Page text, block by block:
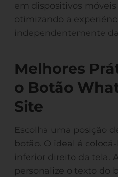
em dispositivos móveis
otimizando a
independentemente
Melhores
o Botão
Site
Escolha uma posição
botão. O ideal é
inferior direito da tela.
personalize o texto do